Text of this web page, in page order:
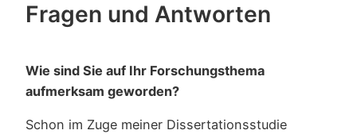
Fragen und Antworten
Wie sind Sie auf Ihr Forschungsthema
aufmerksam geworden?
Schon im Zuge meiner Dissertationsstudie